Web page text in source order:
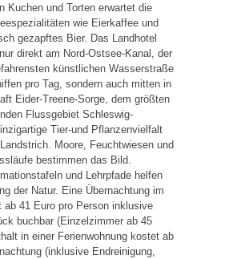
Kuchen und Torten erwartet die
wie Eierkaffee und
gezapftes Bier. Das Landhotel
direkt am Nord-Ostsee-Kanal, der
künstlichen Wasserstraße
pro Tag, sondern auch mitten in
Eider-Treene-Sorge, dem größten
Flussgebiet Schleswig-
Tier-und Pflanzenvielfalt
Moore, Feuchtwiesen und
bestimmen das Bild.
und Lehrpfade helfen
der Natur. Eine Übernachtung im
ab 41 Euro pro Person inklusive
buchbar (Einzelzimmer ab 45
in einer Ferienwohnung kostet ab
(inklusive Endreinigung,